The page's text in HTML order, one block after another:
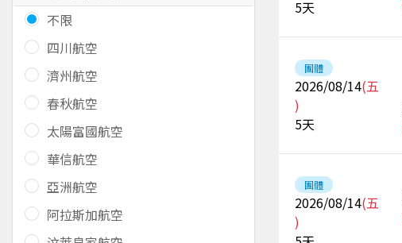
不限
四川航空
濟州航空
春秋航空
太陽富國航空
華信航空
亞洲航空
阿拉斯加航空
5天
團體
2026/08/14(五
)
5天
團體
2026/08/14(五
)